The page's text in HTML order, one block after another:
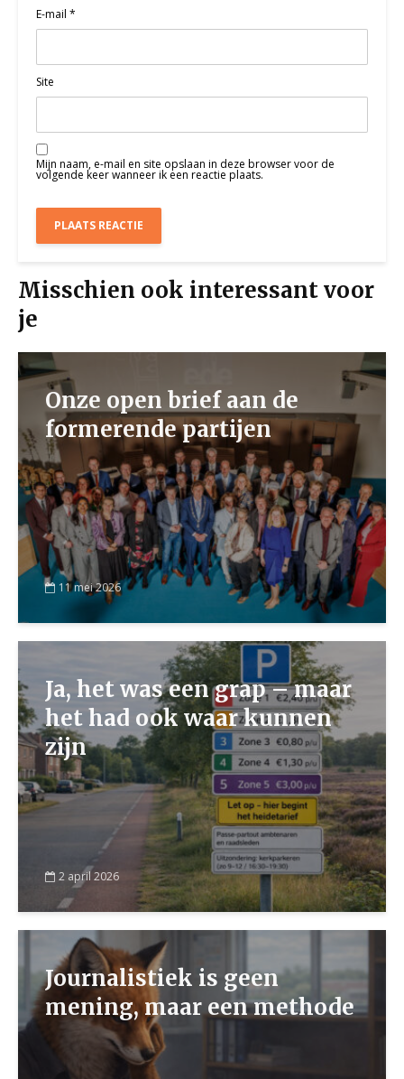
E-mail *
Site
Mijn naam, e-mail en site opslaan in deze browser voor de
volgende keer wanneer ik een reactie plaats.
Misschien ook interessant voor
je
Onze open brief aan de
formerende partijen
11 mei 2026
Ja, het was een grap – maar
het had ook waar kunnen
zijn
2 april 2026
Journalistiek is geen
mening, maar een methode